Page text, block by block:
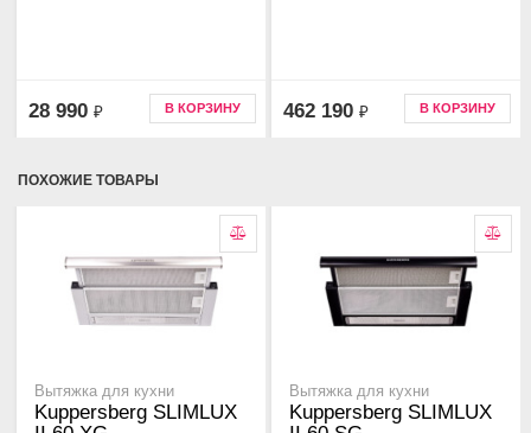
28 990 ₽ В КОРЗИНУ 462 190 ₽ В КОРЗИНУ
ПОХОЖИЕ ТОВАРЫ
Вытяжка для кухни
Kuppersberg SLIMLUX
Вытяжка для кухни
Kuppersberg SLIMLUX